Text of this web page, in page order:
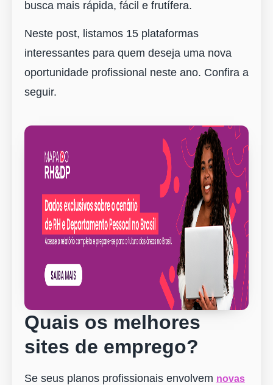
busca mais rápida, fácil e frutífera.
Neste post, listamos 15 plataformas
interessantes para quem deseja uma nova
oportunidade profissional neste ano. Confira a
seguir.
Quais os melhores
sites de emprego?
Se seus planos profissionais envolvem novas